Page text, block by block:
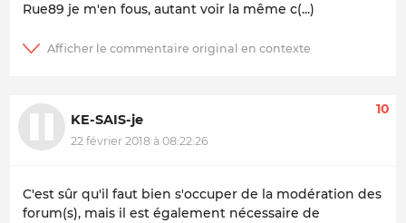
Rue89 je m'en fous, autant voir la même c(...)
KE-SAIS-je
22 février 2018 à 08:22:26
10
C'est sûr qu'il faut bien s'occuper de la modération des
forum(s), mais il est également nécessaire de